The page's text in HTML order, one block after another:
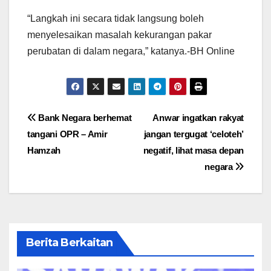
“Langkah ini secara tidak langsung boleh
menyelesaikan masalah kekurangan pakar
perubatan di dalam negara,” katanya.-BH Online
Post
navigation
Anwar ingatkan rakyat
jangan tergugat ‘celoteh’
negatif, lihat masa depan
negara
Bank Negara berhemat
tangani OPR – Amir
Hamzah
Berita Berkaitan